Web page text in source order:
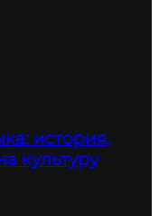
история,
культуру